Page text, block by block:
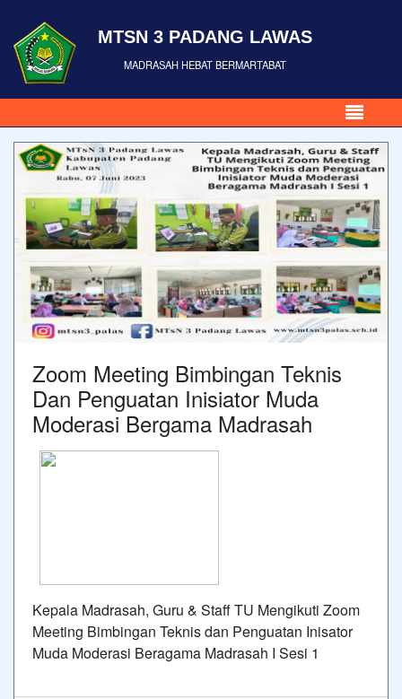
MTSN 3 PADANG LAWAS
MADRASAH HEBAT BERMARTABAT
Zoom Meeting Bimbingan Teknis
Dan Penguatan Inisiator Muda
Moderasi Bergama Madrasah
Kepala Madrasah, Guru & Staff TU Mengikuti Zoom
Meeting Bimbingan Teknis dan Penguatan Inisator
Muda Moderasi Beragama Madrasah I Sesi 1